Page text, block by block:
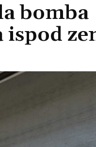
bomba
ispod